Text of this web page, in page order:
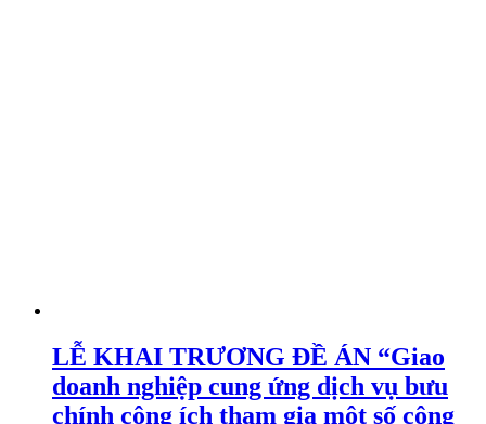
LỄ KHAI TRƯƠNG ĐỀ ÁN “Giao
doanh nghiệp cung ứng dịch vụ bưu
chính công ích tham gia một số công